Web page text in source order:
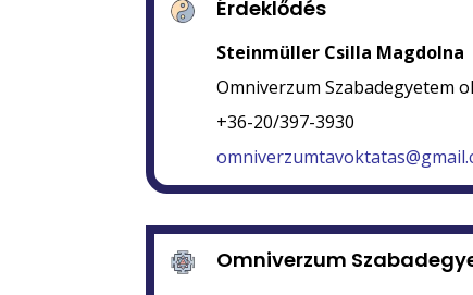
Érdeklődés
Steinmüller Csilla Magdolna
Omniverzum Szabadegyetem
+36-20/397-3930
Omniverzum